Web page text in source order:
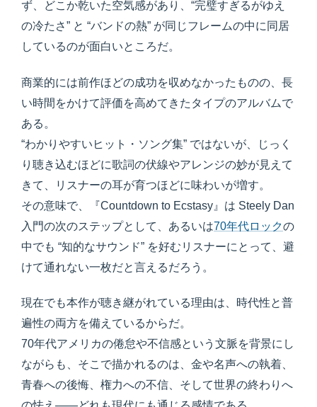
ず、どこか乾いた空気感があり、“完璧すぎるがゆえ
の冷たさ” と “バンドの熱” が同じフレームの中に同居
しているのが面白いところだ。
商業的には前作ほどの成功を収めなかったものの、長
い時間をかけて評価を高めてきたタイプのアルバムで
ある。
“わかりやすいヒット・ソング集” ではないが、じっく
り聴き込むほどに歌詞の伏線やアレンジの妙が見えて
きて、リスナーの耳が育つほどに味わいが増す。
その意味で、『Countdown to Ecstasy』は Steely Dan
入門の次のステップとして、あるいは70年代ロックの
中でも “知的なサウンド” を好むリスナーにとって、避
けて通れない一枚だと言えるだろう。
現在でも本作が聴き継がれている理由は、時代性と普
遍性の両方を備えているからだ。
70年代アメリカの倦怠や不信感という文脈を背景にし
ながらも、そこで描かれるのは、金や名声への執着、
青春への後悔、権力への不信、そして世界の終わりへ